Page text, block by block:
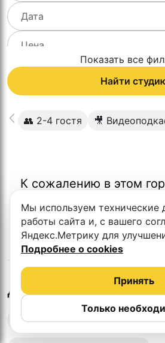
Показать все
Найти
👥 2-4 гостя 🎥
К сожалению в этом
Другие студии в
Выездная запись подкастов
Мы используем технические
работы сайта и, с вашего
Яндекс.Метрику для
Подробнее о cookies
Только
Принять